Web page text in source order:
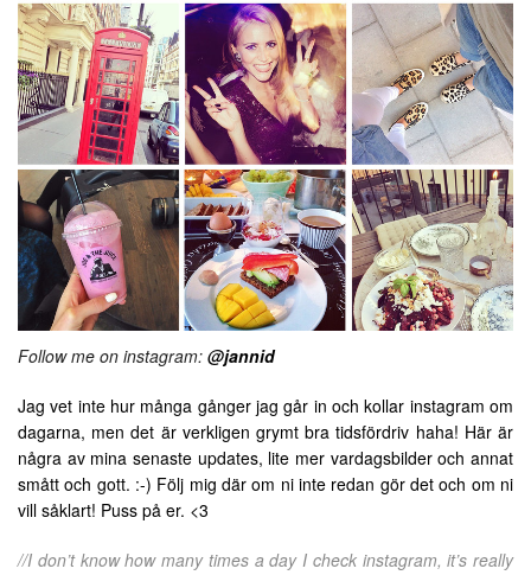
Follow me on instagram: @jannid
Jag vet inte hur många gånger jag går in och kollar instagram om
dagarna, men det är verkligen grymt bra tidsfördriv haha! Här är
några av mina senaste updates, lite mer vardagsbilder och annat
smått och gott. :-) Följ mig där om ni inte redan gör det och om ni
vill såklart! Puss på er. <3
//I don’t know how many times a day I check instagram, it’s really